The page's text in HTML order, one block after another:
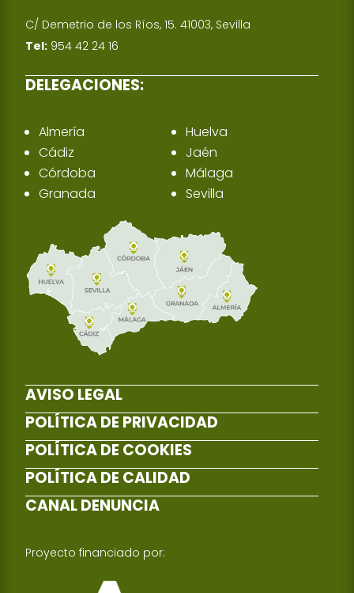
C/ Demetrio de los Ríos, 15. 41003, Sevilla
Tel: 954 42 24 16
DELEGACIONES:
Almería
Cádiz
Córdoba
Granada
Huelva
Jaén
Málaga
Sevilla
AVISO LEGAL
POLÍTICA DE PRIVACIDAD
POLÍTICA DE COOKIES
POLÍTICA DE CALIDAD
CANAL DENUNCIA
Proyecto financiado por: